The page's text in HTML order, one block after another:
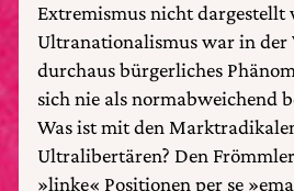
Extremismus nicht dargestellt
Ultranationalismus war in der
durchaus bürgerliches
sich nie als normabweichend
Was ist mit den
Ultralibertären? Den
»linke« Positionen per se